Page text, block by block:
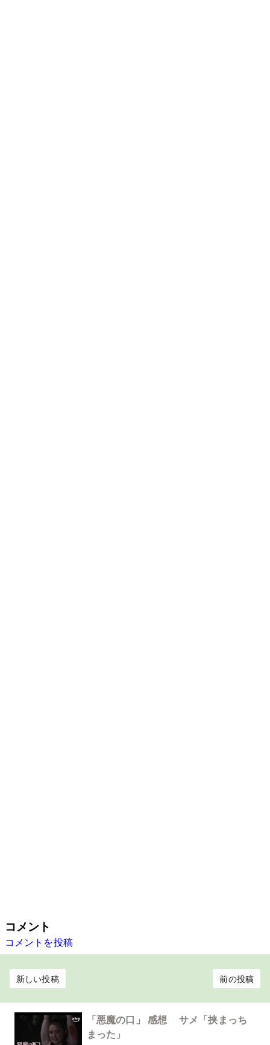
コメント
コメントを投稿
新しい投稿 前の投稿
「悪魔の口」 感想 サメ「挟まっち
まった」